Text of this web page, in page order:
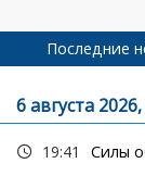
Последние
6 августа
19:41 Силы